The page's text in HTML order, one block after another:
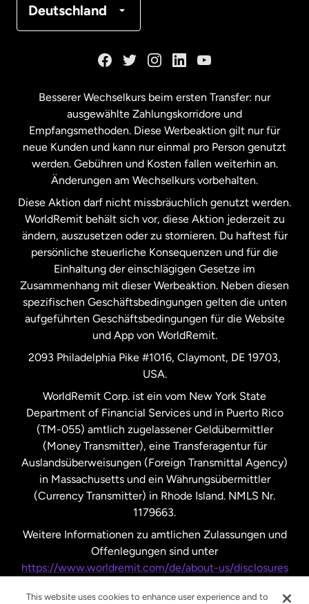
Deutschland
Malaysia
Neuseeland
Niederlande
Schweden
Spanien
Vereinigte Staaten English
Vereinigte Staaten
Vereinigtes Königreich
Besserer Wechselkurs beim ersten Transfer: nur
ausgewählte Zahlungskorridore und
Empfangsmethoden. Diese Werbeaktion gilt nur für
neue Kunden und kann nur einmal pro Person genutzt
werden. Gebühren und Kosten fallen weiterhin an.
Änderungen am Wechselkurs vorbehalten.
Diese Aktion darf nicht missbräuchlich genutzt werden.
WorldRemit behält sich vor, diese Aktion jederzeit zu
ändern, auszusetzen oder zu stornieren. Du haftest für
persönliche steuerliche Konsequenzen und für die
Einhaltung der einschlägigen Gesetze im
Zusammenhang mit dieser Werbeaktion. Neben diesen
spezifischen Geschäftsbedingungen gelten die unten
aufgeführten Geschäftsbedingungen für die Website
und App von WorldRemit.
2093 Philadelphia Pike #1016, Claymont, DE 19703,
USA.
WorldRemit Corp. ist ein vom New York State
Department of Financial Services und in Puerto Rico
(TM-055) amtlich zugelassener Geldübermittler
(Money Transmitter), eine Transferagentur für
Auslandsüberweisungen (Foreign Transmittal Agency)
in Massachusetts und ein Währungsübermittler
(Currency Transmitter) in Rhode Island. NMLS Nr.
1179663.
Weitere Informationen zu amtlichen Zulassungen und
Offenlegungen sind unter
https://www.worldremit.com/de/about-us/disclosures
This website uses cookies to enhance user experience and to